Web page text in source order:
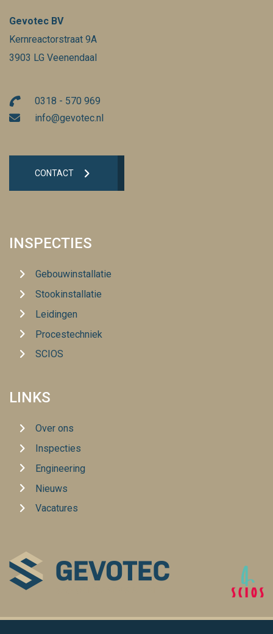
Gevotec BV
Kernreactorstraat 9A
3903 LG Veenendaal
0318 - 570 969
info@gevotec.nl
CONTACT
INSPECTIES
Gebouwinstallatie
Stookinstallatie
Leidingen
Procestechniek
SCIOS
LINKS
Over ons
Inspecties
Engineering
Nieuws
Vacatures